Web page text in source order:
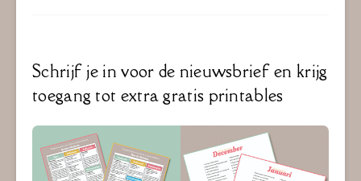
Schrijf je in voor de nieuwsbrief en krijg
toegang tot extra gratis printables